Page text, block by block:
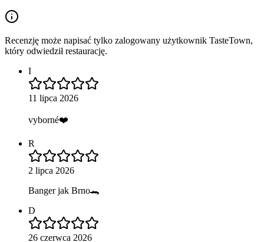
Recenzję może napisać tylko zalogowany użytkownik TasteTown,
który odwiedził restaurację.
I
11 lipca 2026
vyborné❤️
R
2 lipca 2026
Banger jak Brno🐊
D
26 czerwca 2026